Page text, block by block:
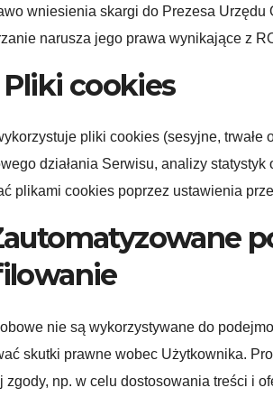
wniesienia skargi do Prezesa
narusza jego prawa wynikające z
Pliki cookies
pliki cookies (sesyjne,
działania Serwisu, analizy
plikami cookies poprzez ustawienia
nie są wykorzystywane do
skutki prawne wobec Użytkownika.
zgody, np. w celu dostosowania treści i